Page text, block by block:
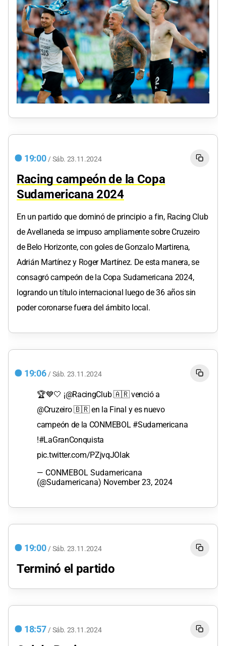
19:00 / Sáb. 23.11.2024
Racing campeón de la Copa
Sudamericana 2024
En un partido que dominó de principio a fin, Racing Club
de Avellaneda se impuso ampliamente sobre Cruzeiro
de Belo Horizonte, con goles de Gonzalo Martirena,
Adrián Martínez y Roger Martínez. De esta manera, se
consagró campeón de la Copa Sudamericana 2024,
logrando un título internacional luego de 36 años sin
poder coronarse fuera del ámbito local.
19:06 / Sáb. 23.11.2024
🏆💙🤍 ¡@RacingClub🇦🇷 venció a
@Cruzeiro🇧🇷 en la Final y es nuevo
campeón de la CONMEBOL #Sudamericana
!#LaGranConquista
pic.twitter.com/PZjvqJOlak
— CONMEBOL Sudamericana
(@Sudamericana) November 23, 2024
19:00 / Sáb. 23.11.2024
Terminó el partido
18:57 / Sáb. 23.11.2024